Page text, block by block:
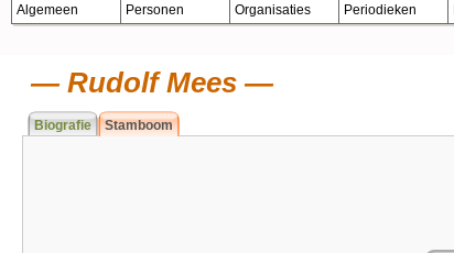
Algemeen Personen Organisaties Periodieken
Rudolf Mees
Biografie Stamboom